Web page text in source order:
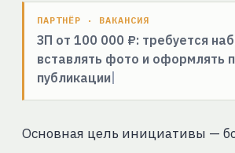
ПАРТНЁР · ВАКАНСИЯ
ЗП от 100 000 ₽: требуется
вставлять фото и оформлять
публикации
Основная цель инициативы —